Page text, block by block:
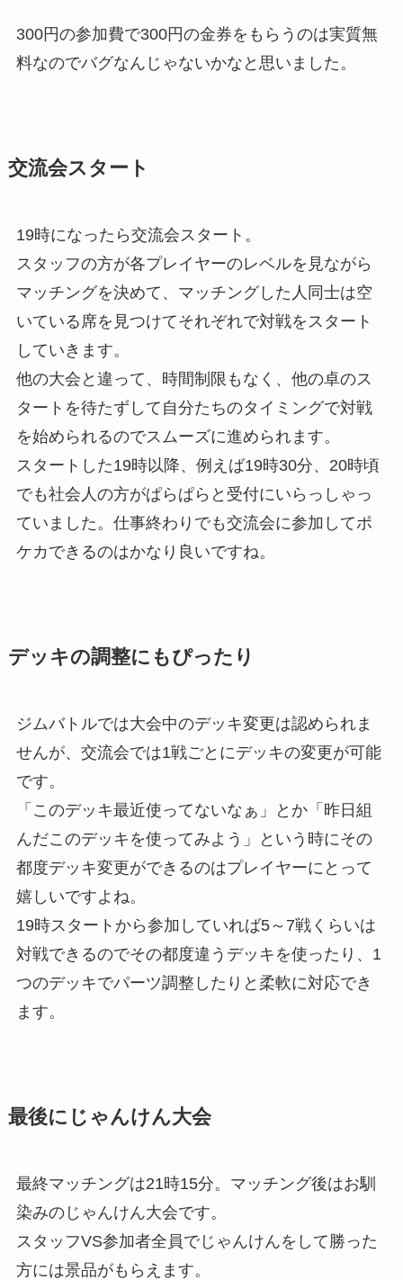
300円の参加費で300円の金券をもらうのは実質無
料なのでバグなんじゃないかなと思いました。
交流会スタート
19時になったら交流会スタート。
スタッフの方が各プレイヤーのレベルを見ながら
マッチングを決めて、マッチングした人同士は空
いている席を見つけてそれぞれで対戦をスタート
していきます。
他の大会と違って、時間制限もなく、他の卓のス
タートを待たずして自分たちのタイミングで対戦
を始められるのでスムーズに進められます。
スタートした19時以降、例えば19時30分、20時頃
でも社会人の方がぱらぱらと受付にいらっしゃっ
ていました。仕事終わりでも交流会に参加してポ
ケカできるのはかなり良いですね。
デッキの調整にもぴったり
ジムバトルでは大会中のデッキ変更は認められま
せんが、交流会では1戦ごとにデッキの変更が可能
です。
「このデッキ最近使ってないなぁ」とか「昨日組
んだこのデッキを使ってみよう」という時にその
都度デッキ変更ができるのはプレイヤーにとって
嬉しいですよね。
19時スタートから参加していれば5～7戦くらいは
対戦できるのでその都度違うデッキを使ったり、1
つのデッキでパーツ調整したりと柔軟に対応でき
ます。
最後にじゃんけん大会
最終マッチングは21時15分。マッチング後はお馴
染みのじゃんけん大会です。
スタッフVS参加者全員でじゃんけんをして勝った
方には景品がもらえます。